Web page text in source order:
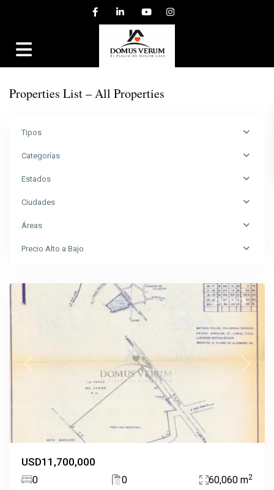
Properties List – All Properties
Tipos
Categorías
Estados
Ciudades
Áreas
Precio Alto a Bajo
San
Pablo ,
Previous Next
EN VENTA
USD11,700,000
0 0 60,060 m2